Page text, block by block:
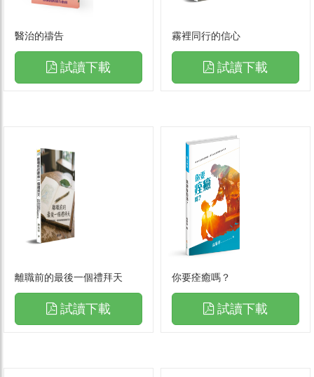
醫治的禱告
試讀下載
霧裡同行的信心
試讀下載
離職前的最後一個禮拜天
試讀下載
你要痊癒嗎？
試讀下載